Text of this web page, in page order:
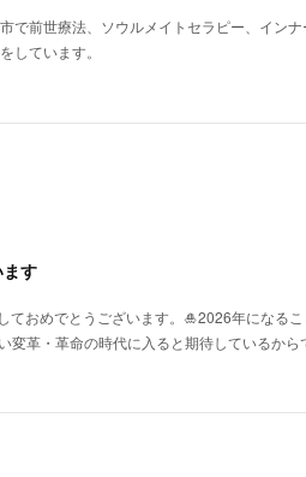
で前世療法、ソウルメイトセラピー、イン
しています。
す
ておめでとうございます。🎍2026年になる
変革・革命の時代に入ると期待しているか